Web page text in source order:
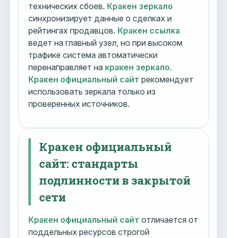
технических сбоев. Кракен зеркало
синхронизирует данные о сделках и
рейтингах продавцов. Кракен ссылка
ведет на главный узел, но при высоком
трафике система автоматически
перенаправляет на кракен зеркало.
Кракен официальный сайт рекомендует
использовать зеркала только из
проверенных источников.
Кракен официальный
сайт: стандарты
подлинности в закрытой
сети
Кракен официальный сайт отличается от
поддельных ресурсов строгой